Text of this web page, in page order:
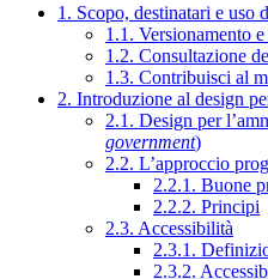
1. Scopo, destinatari e uso
1.1. Versionamento
1.2. Consultazione
1.3. Contribuisci al
2. Introduzione al design
2.1. Design per
government)
2.2. L’approccio
2.2.1. Buone
2.2.2. Principi
2.3. Accessibilità
2.3.1.
2.3.2.